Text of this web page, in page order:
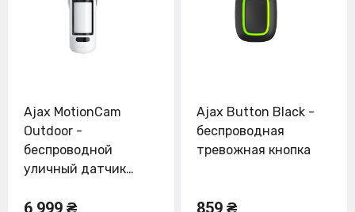
Ajax MotionCam
Outdoor -
беспроводной
уличный датчик
6 999 ₴
Ajax Button Black -
беспроводная
тревожная кнопка
859 ₴